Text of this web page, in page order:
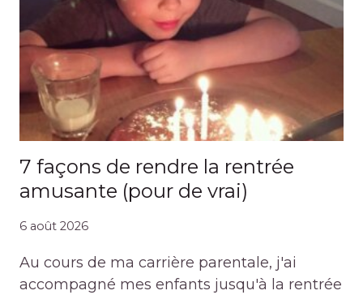
7 façons de rendre la rentrée
amusante (pour de vrai)
6 août 2026
Au cours de ma carrière parentale, j'ai
accompagné mes enfants jusqu'à la rentrée